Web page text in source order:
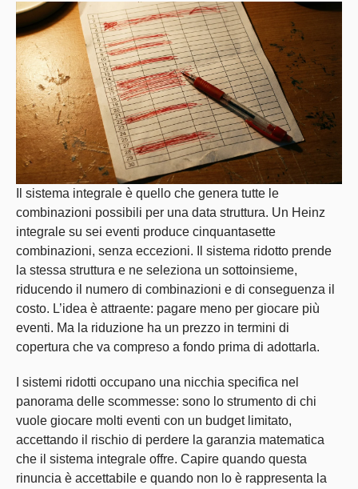
Il sistema integrale è quello che genera tutte le
combinazioni possibili per una data struttura. Un Heinz
integrale su sei eventi produce cinquantasette
combinazioni, senza eccezioni. Il sistema ridotto prende
la stessa struttura e ne seleziona un sottoinsieme,
riducendo il numero di combinazioni e di conseguenza il
costo. L’idea è attraente: pagare meno per giocare più
eventi. Ma la riduzione ha un prezzo in termini di
copertura che va compreso a fondo prima di adottarla.
I sistemi ridotti occupano una nicchia specifica nel
panorama delle scommesse: sono lo strumento di chi
vuole giocare molti eventi con un budget limitato,
accettando il rischio di perdere la garanzia matematica
che il sistema integrale offre. Capire quando questa
rinuncia è accettabile e quando non lo è rappresenta la